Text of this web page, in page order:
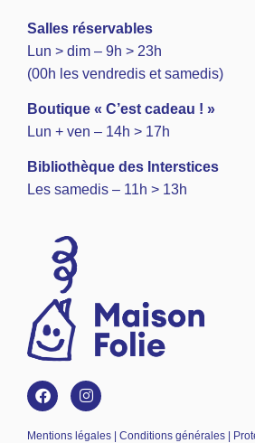
Salles réservables
Lun > dim – 9h > 23h
(00h les vendredis et samedis)
Boutique « C’est cadeau ! »
Lun + ven – 14h > 17h
Bibliothèque des Interstices
Les samedis – 11h > 13h
Mentions légales | Conditions générales |